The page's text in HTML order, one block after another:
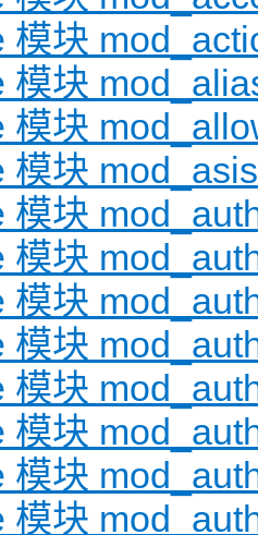
模块
模块
模块
模块 mod_asis
模块
模块
模块
模块
模块
模块
模块
模块